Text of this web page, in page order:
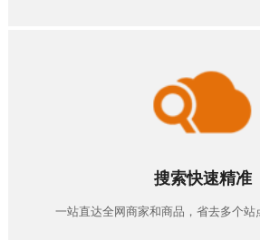
搜索快速精准
一站直达全网商家和商品，省去多个站